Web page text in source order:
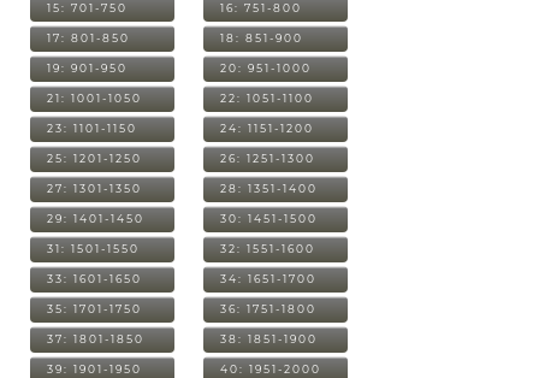
15: 701-750 16: 751-800
17: 801-850 18: 851-900
19: 901-950 20: 951-1000
21: 1001-1050 22: 1051-1100
23: 1101-1150 24: 1151-1200
25: 1201-1250 26: 1251-1300
27: 1301-1350 28: 1351-1400
29: 1401-1450 30: 1451-1500
31: 1501-1550 32: 1551-1600
33: 1601-1650 34: 1651-1700
35: 1701-1750 36: 1751-1800
37: 1801-1850 38: 1851-1900
39: 1901-1950 40: 1951-2000